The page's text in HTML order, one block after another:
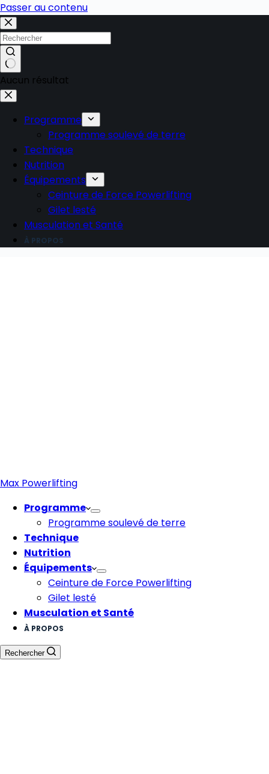
Passer au contenu
Aucun résultat
Programme
Programme soulevé de terre
Technique
Nutrition
Équipements
Ceinture de Force Powerlifting
Gilet lesté
Musculation et Santé
À PROPOS
Max Powerlifting
Programme
Programme soulevé de terre
Technique
Nutrition
Équipements
Ceinture de Force Powerlifting
Gilet lesté
Musculation et Santé
À PROPOS
Rechercher